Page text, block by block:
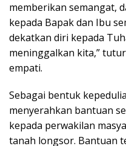
memberikan semangat,
kepada Bapak dan Ibu
dekatkan diri kepada
meninggalkan kita,”
empati.
Sebagai bentuk
menyerahkan bantuan
kepada perwakilan
tanah longsor. Bantuan